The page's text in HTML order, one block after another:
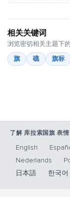
相关关键词
浏览密切相关主题下
旗
礁 旗标
了解 库拉索国旗 表
English
Nederlands
日本語
한국어